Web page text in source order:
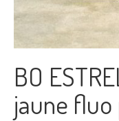
BO
jaune